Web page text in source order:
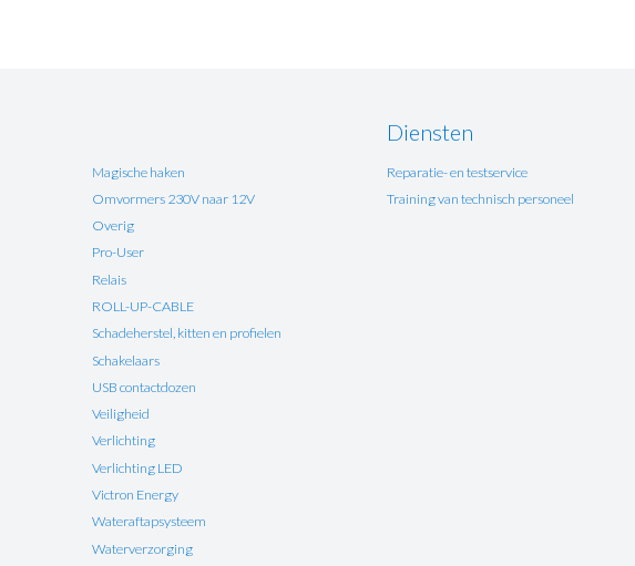
Magische haken
Omvormers 230V naar 12V
Overig
Pro-User
Relais
ROLL-UP-CABLE
Schadeherstel, kitten en profielen
Schakelaars
USB contactdozen
Veiligheid
Verlichting
Verlichting LED
Victron Energy
Wateraftapsysteem
Waterverzorging
Diensten
Reparatie- en testservice
Training van technisch personeel